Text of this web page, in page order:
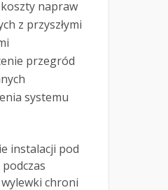
napraw
z przyszłymi
przegród
systemu
instalacji pod
chroni